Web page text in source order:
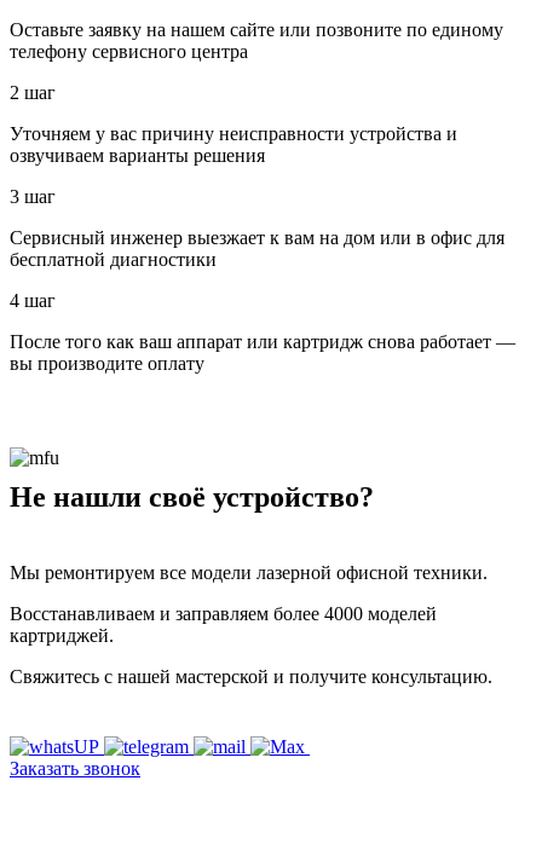
Оставьте заявку на нашем сайте или позвоните по единому
телефону сервисного центра
2 шаг
Уточняем у вас причину неисправности устройства и
озвучиваем варианты решения
3 шаг
Сервисный инженер выезжает к вам на дом или в офис для
бесплатной диагностики
4 шаг
После того как ваш аппарат или картридж снова работает —
вы производите оплату
Не нашли своё устройство?
Мы ремонтируем все модели лазерной офисной техники.
Восстанавливаем и заправляем более 4000 моделей
картриджей.
Свяжитесь с нашей мастерской и получите консультацию.
Заказать звонок